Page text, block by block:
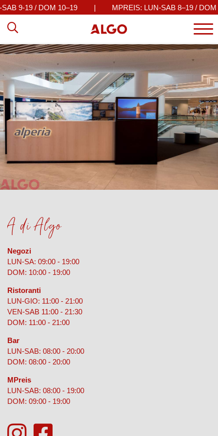
9-19 / DOM 10–19 MPREIS: LUN-SAB 8–19 / DOM
A di Algo
Negozi
LUN-SA: 09:00 - 19:00
DOM: 10:00 - 19:00
Ristoranti
LUN-GIO: 11:00 - 21:00
VEN-SAB 11:00 - 21:30
DOM: 11:00 - 21:00
Bar
LUN-SAB: 08:00 - 20:00
DOM: 08:00 - 20:00
MPreis
LUN-SAB: 08:00 - 19:00
DOM: 09:00 - 19:00